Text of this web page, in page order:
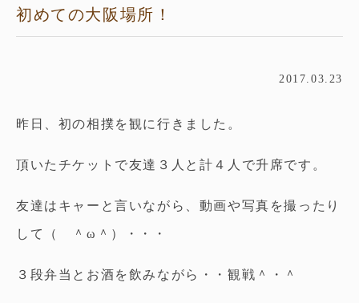
初めての大阪場所！
2017.03.23
昨日、初の相撲を観に行きました。
頂いたチケットで友達３人と計４人で升席です。
友達はキャーと言いながら、動画や写真を撮ったり
して（ ＾ω＾）・・・
３段弁当とお酒を飲みながら・・観戦＾・＾